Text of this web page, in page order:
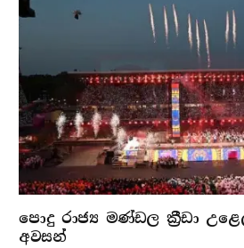
පොදු රාජ්‍ය මණ්ඩල ක්‍රීඩා
අවසන්